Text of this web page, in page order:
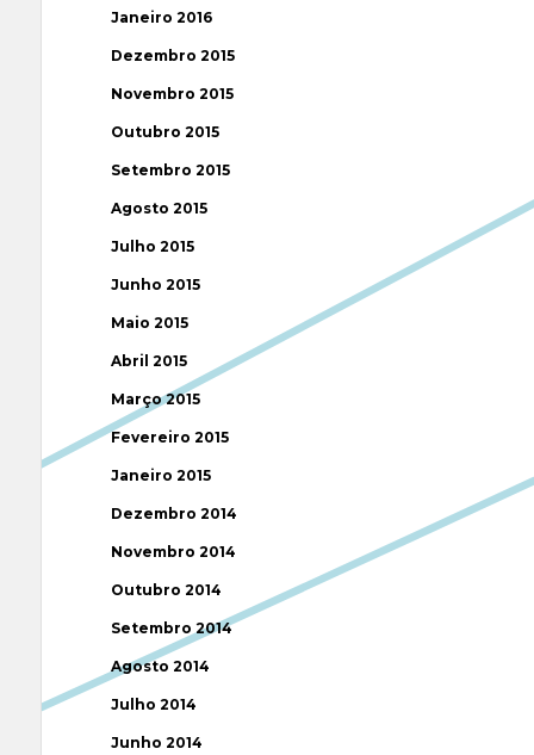
Janeiro 2016
Dezembro 2015
Novembro 2015
Outubro 2015
Setembro 2015
Agosto 2015
Julho 2015
Junho 2015
Maio 2015
Abril 2015
Março 2015
Fevereiro 2015
Janeiro 2015
Dezembro 2014
Novembro 2014
Outubro 2014
Setembro 2014
Agosto 2014
Julho 2014
Junho 2014